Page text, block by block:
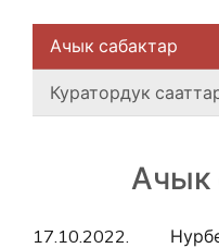
Ачык сабактар
Куратордук
Ачык
17.10.2022.